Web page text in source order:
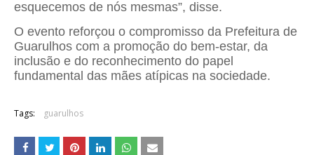
esquecemos de nós mesmas”, disse.
O evento reforçou o compromisso da Prefeitura de
Guarulhos com a promoção do bem-estar, da
inclusão e do reconhecimento do papel
fundamental das mães atípicas na sociedade.
Tags: guarulhos